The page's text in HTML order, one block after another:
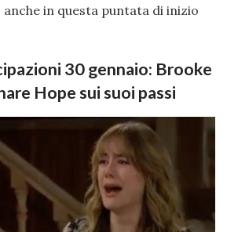
anche in questa puntata di inizio
30 gennaio: Brooke
Hope sui suoi passi